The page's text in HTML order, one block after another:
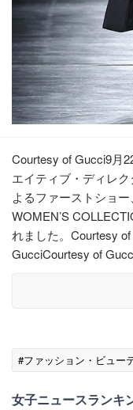
Courtesy of Gucci9月
エイティブ・ディレ
よるファーストショ
WOMEN’S
れました。Courtesy
GucciCourtesy of
#ファッション・ビュー
女子ニュースランキ